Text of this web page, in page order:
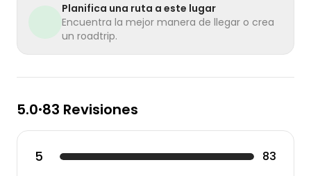
Planifica una ruta a este lugar
Encuentra la mejor manera de llegar o crea
un roadtrip.
5.0•83 Revisiones
5 83